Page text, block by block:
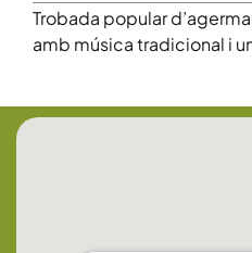
Trobada popular
amb música tradicional i